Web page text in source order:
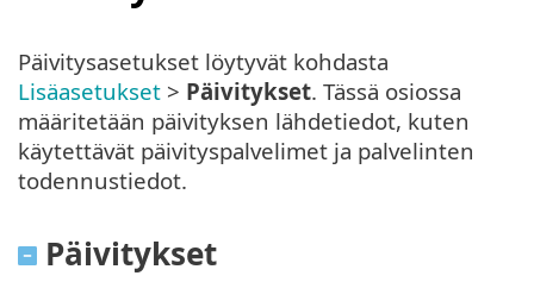
Päivitysasetukset löytyvät kohdasta
Lisäasetukset > Päivitykset. Tässä osiossa
määritetään päivityksen lähdetiedot, kuten
käytettävät päivityspalvelimet ja palvelinten
todennustiedot.
Päivitykset